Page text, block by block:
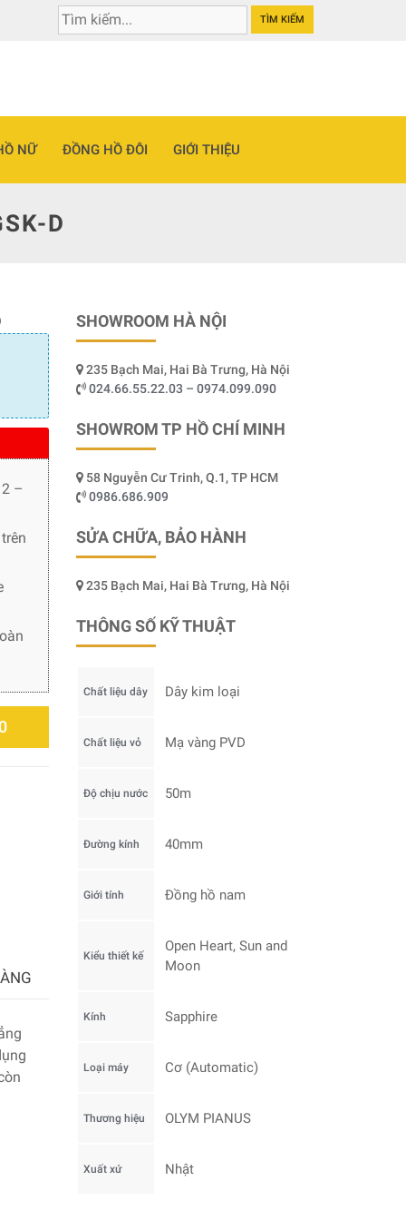
TÌM KIẾM
NỮ ĐỒNG HỒ ĐÔI GIỚI THIỆU
D
–
SHOWROOM HÀ NỘI
235 Bạch Mai, Hai Bà Trưng, Hà Nội
024.66.55.22.03 – 0974.099.090
SHOWROM TP HỒ CHÍ MINH
58 Nguyễn Cư Trinh, Q.1, TP HCM
0986.686.909
SỬA CHỮA, BẢO HÀNH
235 Bạch Mai, Hai Bà Trưng, Hà Nội
THÔNG SỐ KỸ THUẬT
Chất liệu dây Dây kim loại
Chất liệu vỏ Mạ vàng PVD
Độ chịu nước 50m
Đường kính 40mm
Giới tính Đồng hồ nam
Kiểu thiết kế
Open Heart, Sun and
Moon
Kính Sapphire
Loại máy Cơ (Automatic)
Thương hiệu OLYM PIANUS
Xuất xứ Nhật